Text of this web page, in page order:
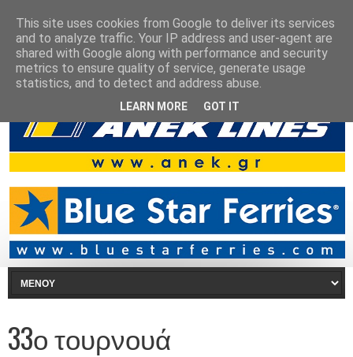
33ο τουρνουά
This site uses cookies from Google to deliver its services
and to analyze traffic. Your IP address and user-agent are
shared with Google along with performance and security
metrics to ensure quality of service, generate usage
statistics, and to detect and address abuse.
LEARN MORE GOT IT